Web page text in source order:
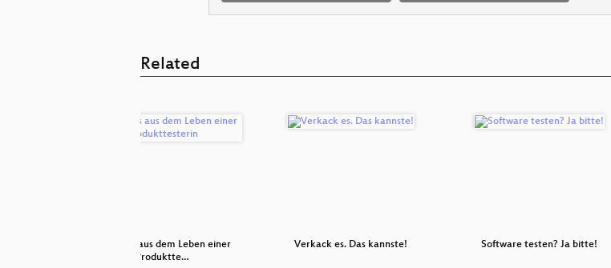
Related
Lifehacks aus dem Leben einer
Produktte…
Verkack es. Das kannste! Software testen? Ja bitte!